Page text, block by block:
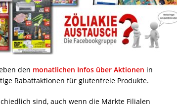
den monatlichen Infos über Aktionen in
Rabattaktionen für glutenfreie Produkte.
sind, auch wenn die Märkte Filialen